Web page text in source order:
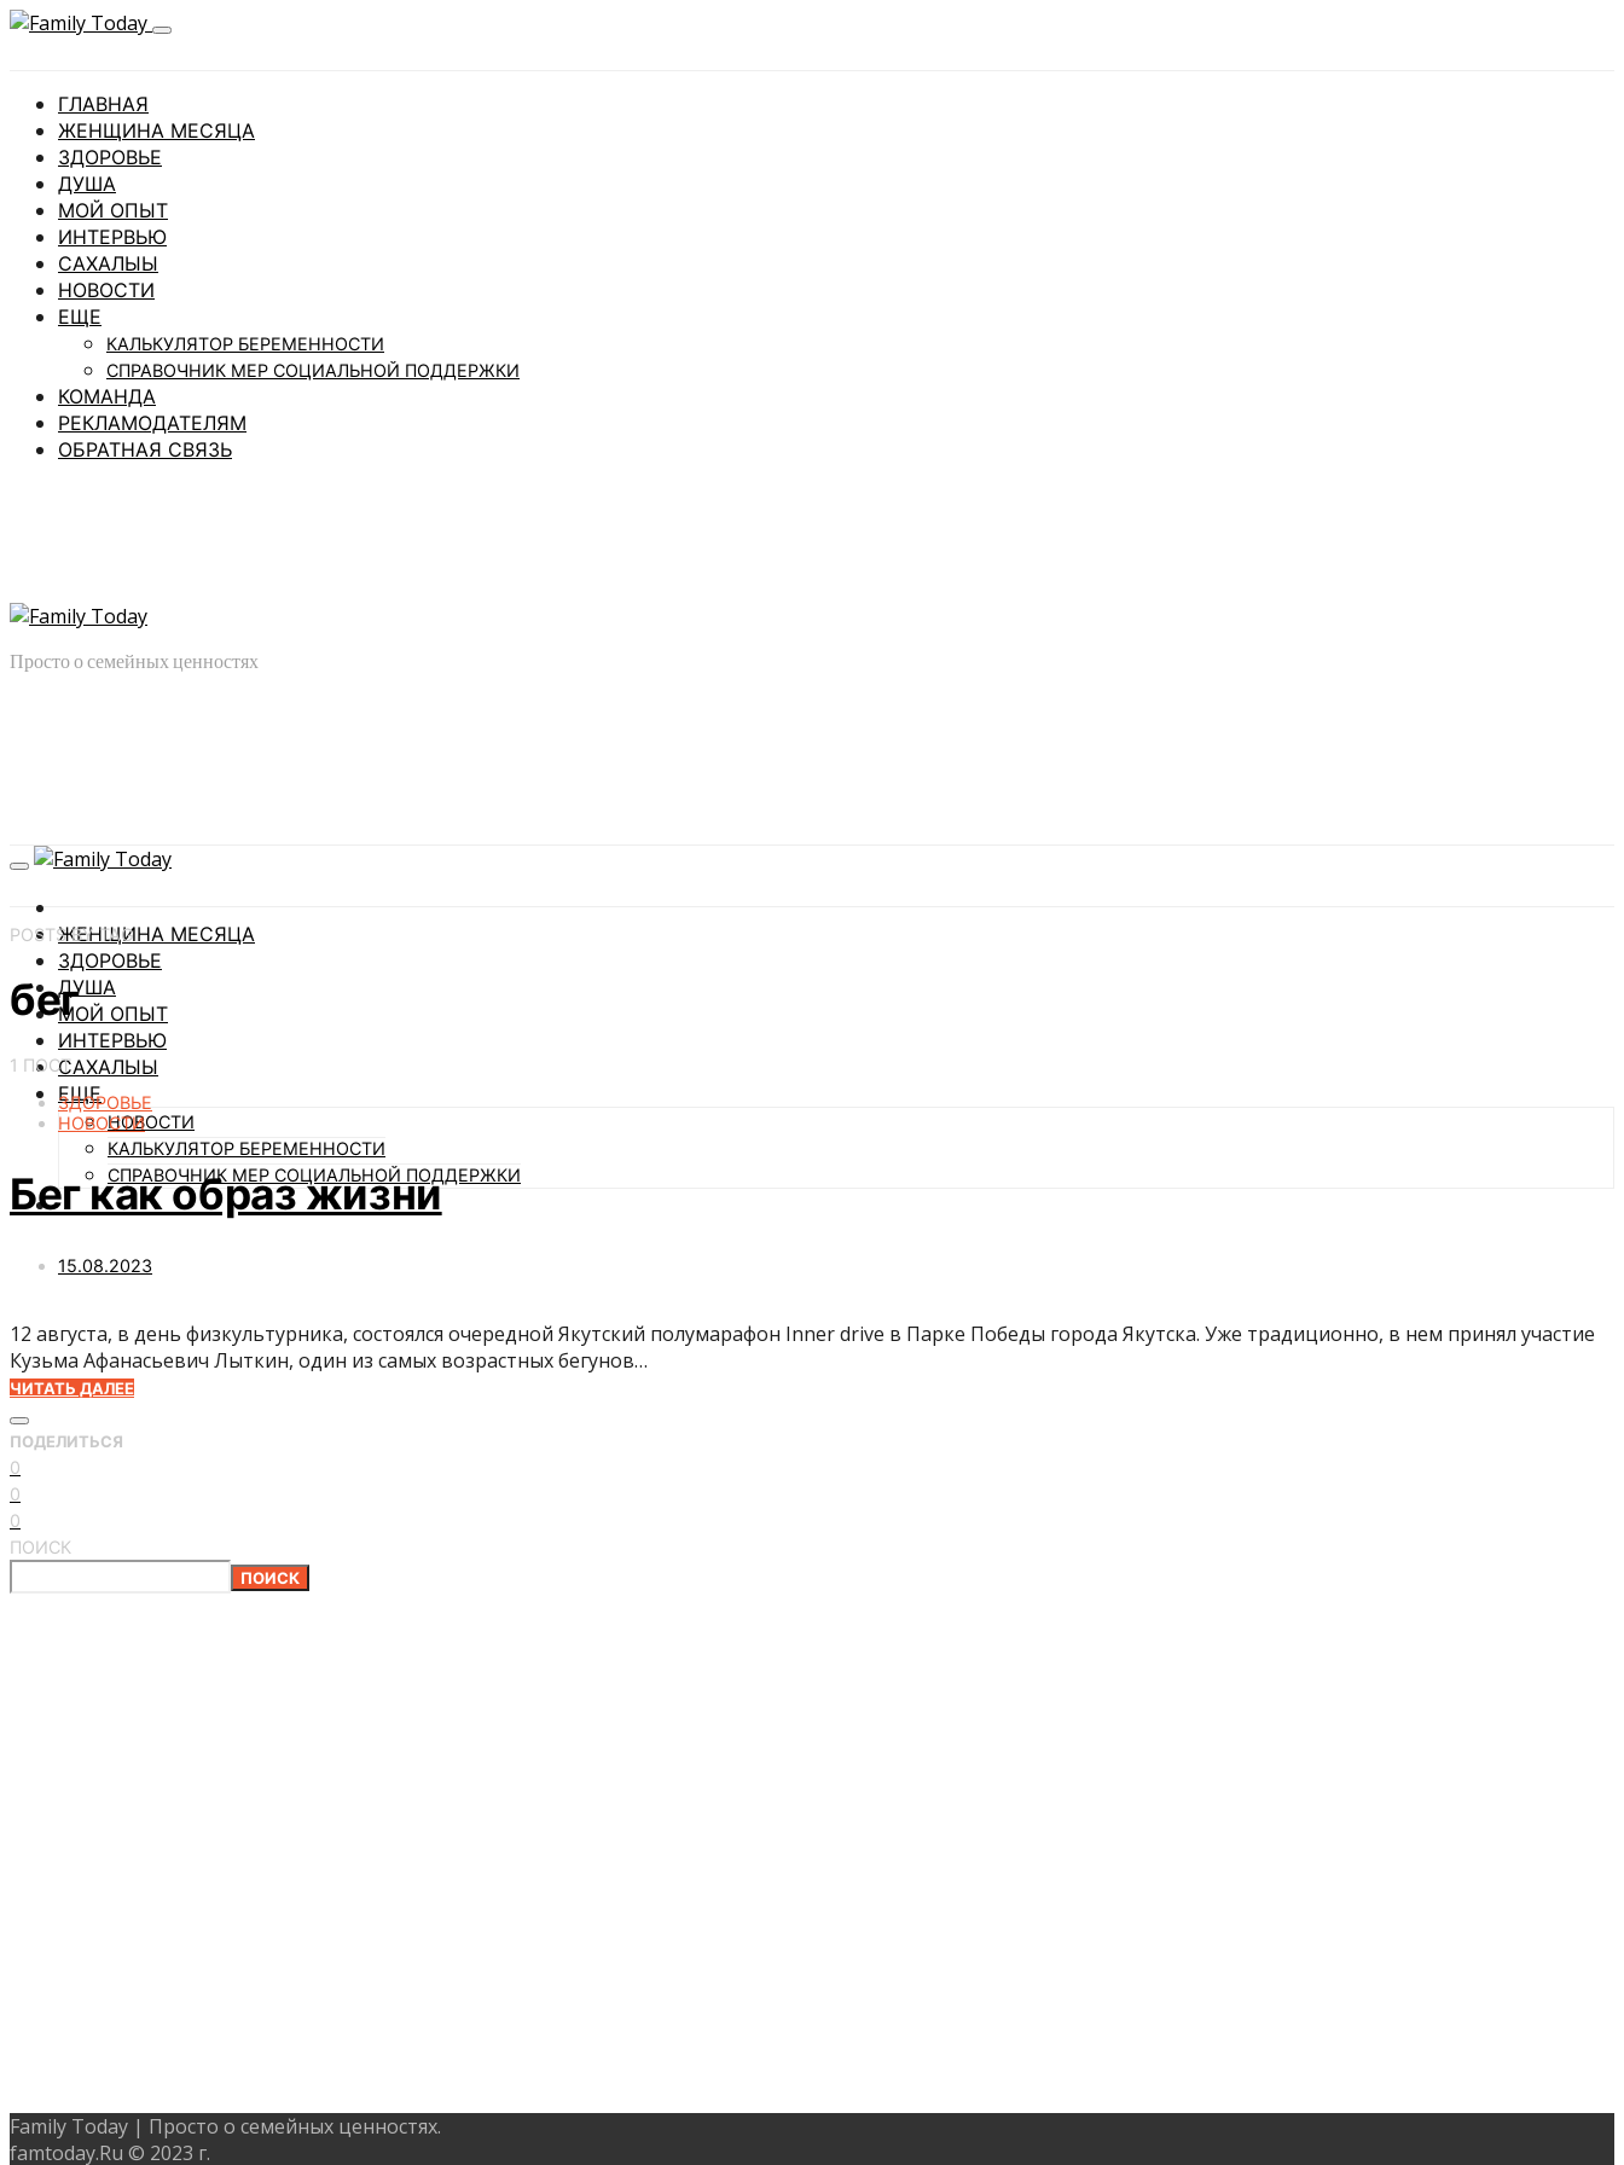
ГЛАВНАЯ
ЖЕНЩИНА МЕСЯЦА
ЗДОРОВЬЕ
ДУША
МОЙ ОПЫТ
ИНТЕРВЬЮ
САХАЛЫЫ
НОВОСТИ
ЕЩЕ
КАЛЬКУЛЯТОР БЕРЕМЕННОСТИ
СПРАВОЧНИК МЕР СОЦИАЛЬНОЙ ПОДДЕРЖКИ
КОМАНДА
РЕКЛАМОДАТЕЛЯМ
ОБРАТНАЯ СВЯЗЬ
Просто о семейных ценностях
ЖЕНЩИНА МЕСЯЦА
ЗДОРОВЬЕ
ДУША
МОЙ ОПЫТ
ИНТЕРВЬЮ
САХАЛЫЫ
ЕЩЕ
НОВОСТИ
КАЛЬКУЛЯТОР БЕРЕМЕННОСТИ
СПРАВОЧНИК МЕР СОЦИАЛЬНОЙ ПОДДЕРЖКИ
POSTS BY TAG
бег
1 ПОСТ
ЗДОРОВЬЕ
НОВОСТИ
Бег как образ жизни
15.08.2023
12 августа, в день физкультурника, состоялся очередной Якутский полумарафон Inner drive в Парке Победы города Якутска. Уже традиционно, в нем принял участие
Кузьма Афанасьевич Лыткин, один из самых возрастных бегунов…
ЧИТАТЬ ДАЛЕЕ
ПОДЕЛИТЬСЯ
0
0
0
ПОИСК
ПОИСК
Family Today | Просто о семейных ценностях.
famtoday.Ru © 2023 г.